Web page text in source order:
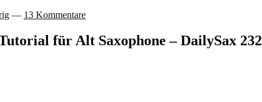
— 13 Kommentare
für Alt Saxophone – DailySax 232